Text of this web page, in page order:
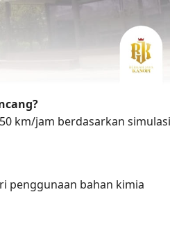
km/jam berdasarkan simulasi
penggunaan bahan kimia